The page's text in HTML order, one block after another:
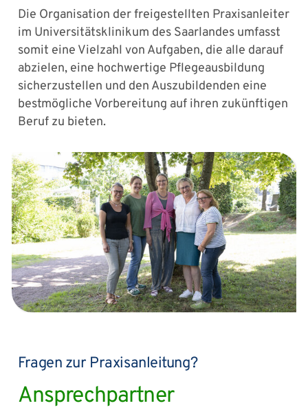
Die Organisation der freigestellten Praxisanleiter
im Universitätsklinikum des Saarlandes umfasst
somit eine Vielzahl von Aufgaben, die alle darauf
abzielen, eine hochwertige Pflegeausbildung
sicherzustellen und den Auszubildenden eine
bestmögliche Vorbereitung auf ihren zukünftigen
Beruf zu bieten.
Fragen zur Praxisanleitung?
Ansprechpartner